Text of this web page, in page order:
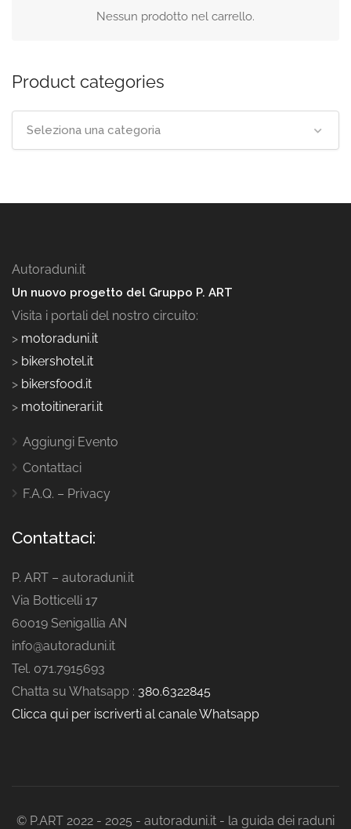
Nessun prodotto nel carrello.
Product categories
Seleziona una categoria
Autoraduni.it
Un nuovo progetto del Gruppo P. ART
Visita i portali del nostro circuito:
> motoraduni.it
> bikershotel.it
> bikersfood.it
> motoitinerari.it
Aggiungi Evento
Contattaci
F.A.Q. – Privacy
Contattaci:
P. ART – autoraduni.it
Via Botticelli 17
60019 Senigallia AN
info@autoraduni.it
Tel. 071.7915693
Chatta su Whatsapp : 380.6322845
Clicca qui per iscriverti al canale Whatsapp
© P.ART 2022 - 2025 - autoraduni.it - la guida dei raduni